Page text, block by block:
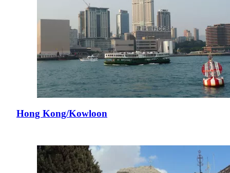
Hong Kong/Kowloon